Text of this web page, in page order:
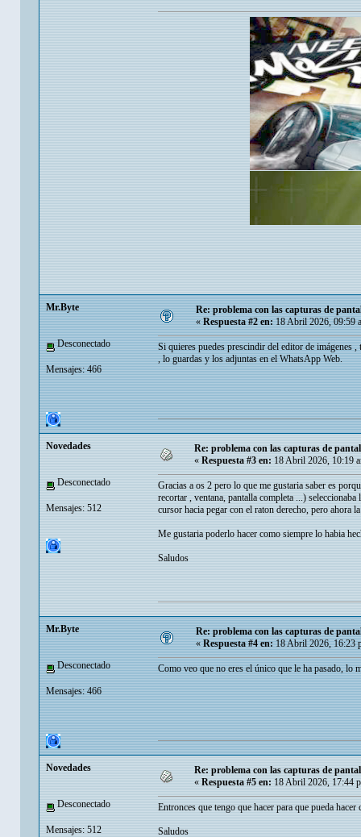
Mr.Byte
Desconectado
Mensajes: 466
Re: problema con las capturas de
«Respuesta #2 en:18 Abril 2026, 09:59
Si quieres puedes prescindir del editor de imágenes ,
, lo guardas y los adjuntas en el WhatsApp Web.
Novedades
Desconectado
Mensajes: 512
Re: problema con las capturas de
« Respuesta #3 en: 18 Abril 2026, 10:19
Gracias a os 2 pero lo que me gustaria saber es
recortar , ventana, pantalla completa ...)
cursor hacia pegar con el raton derecho, pero ahora
Me gustaria poderlo hacer como siempre lo habia
Saludos
Mr.Byte
Desconectado
Mensajes: 466
Re: problema con las capturas de
«Respuesta #4 en:18 Abril 2026, 16:23
Como veo que no eres el único que le ha pasado, lo
Novedades
Desconectado
Mensajes: 512
Re: problema con las capturas de
« Respuesta #5 en: 18 Abril 2026, 17:44
Entronces que tengo que hacer para que pueda hacer
Saludos